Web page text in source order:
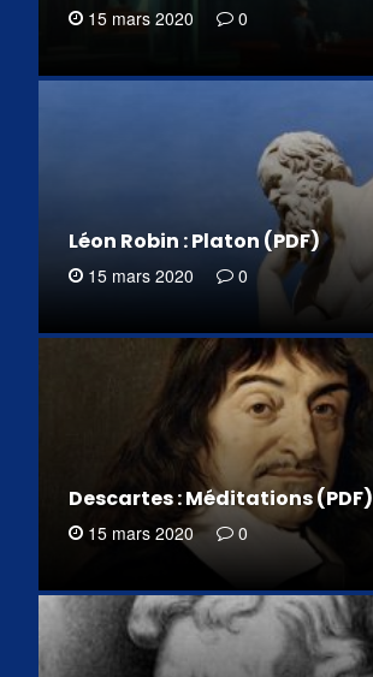
15 mars 2020 0
Léon Robin : Platon (PDF)
15 mars 2020 0
Descartes : Méditations (PDF)
15 mars 2020 0